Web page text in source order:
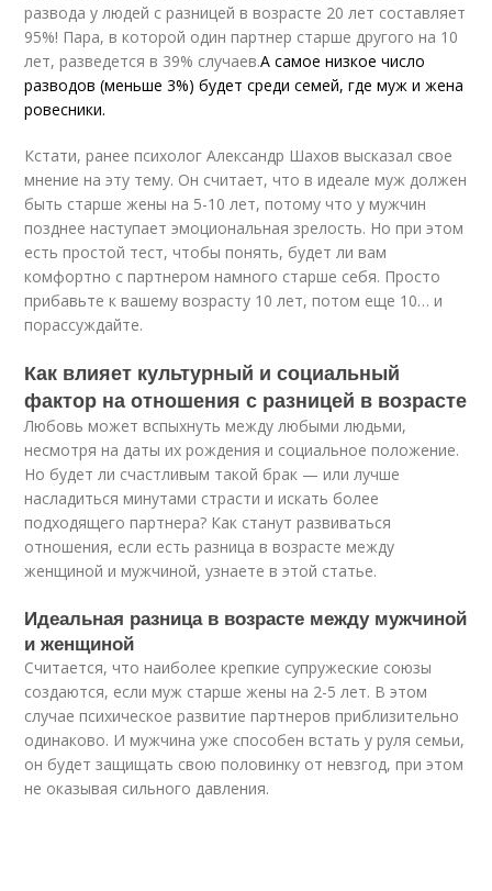
развода у людей с разницей в возрасте 20 лет составляет
95%! Пара, в которой один партнер старше другого на 10
лет, разведется в 39% случаев.А самое низкое число
разводов (меньше 3%) будет среди семей, где муж и жена
ровесники.
Кстати, ранее психолог Александр Шахов высказал свое
мнение на эту тему. Он считает, что в идеале муж должен
быть старше жены на 5-10 лет, потому что у мужчин
позднее наступает эмоциональная зрелость. Но при этом
есть простой тест, чтобы понять, будет ли вам
комфортно с партнером намного старше себя. Просто
прибавьте к вашему возрасту 10 лет, потом еще 10… и
порассуждайте.
Как влияет культурный и социальный
фактор на отношения с разницей в возрасте
Любовь может вспыхнуть между любыми людьми,
несмотря на даты их рождения и социальное положение.
Но будет ли счастливым такой брак — или лучше
насладиться минутами страсти и искать более
подходящего партнера? Как станут развиваться
отношения, если есть разница в возрасте между
женщиной и мужчиной, узнаете в этой статье.
Идеальная разница в возрасте между мужчиной
и женщиной
Считается, что наиболее крепкие супружеские союзы
создаются, если муж старше жены на 2-5 лет. В этом
случае психическое развитие партнеров приблизительно
одинаково. И мужчина уже способен встать у руля семьи,
он будет защищать свою половинку от невзгод, при этом
не оказывая сильного давления.